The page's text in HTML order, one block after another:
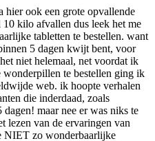
hier ook een grote opvallende
kilo afvallen dus leek het me
tabletten te bestellen. want
5 dagen kwijt bent, voor
niet helemaal, net voordat ik
te bestellen ging ik
web. ik hoopte verhalen
die inderdaad, zoals
maar nee er was niks te
lezen van de ervaringen van
NIET zo wonderbaarlijke